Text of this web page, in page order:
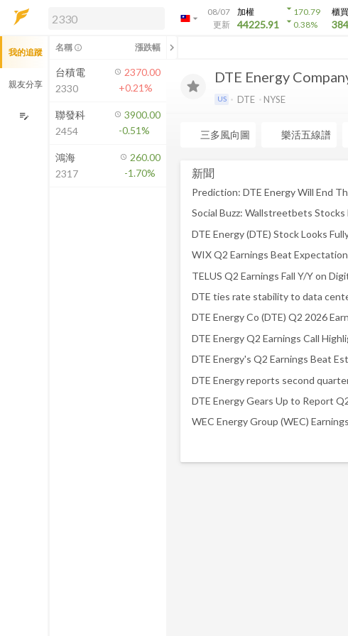
arrow_drop_down
08/07
更新
加權
44225.91
arrow_drop_down170.79
arrow_drop_down0.38%
櫃買
解鎖即時行情及進階功能
方案」，即可解鎖以下功能：
即時行情
即時市況與排行
成交金額熱力圖
前往方案訂閱
如何綁定合作券商
DTE Energy
US DTE NYSE
三多風向圖 樂活五線譜
新聞
Prediction: DTE Energy Will End
DTE Energy Q2 Earnings Call
我的追蹤
親友分享
edit_note
名稱 info_outline 漲跌幅 chevron_left
台積電
2330
2370.00
+0.21%
聯發科
2454
3900.00
-0.51%
鴻海
2317
260.00
-1.70%